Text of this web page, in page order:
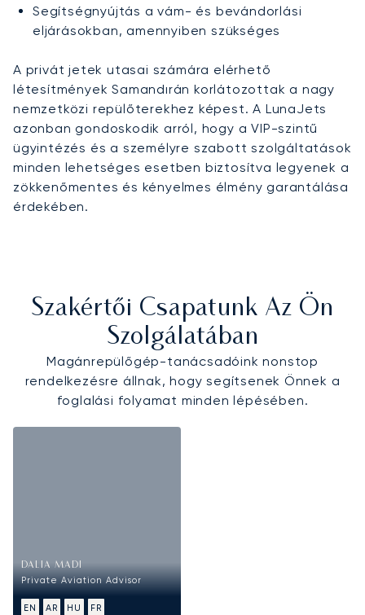
Segítségnyújtás a vám- és bevándorlási
eljárásokban, amennyiben szükséges
A privát jetek utasai számára elérhető
létesítmények Samandırán korlátozottak a nagy
nemzetközi repülőterekhez képest. A LunaJets
azonban gondoskodik arról, hogy a VIP-szintű
ügyintézés és a személyre szabott szolgáltatások
minden lehetséges esetben biztosítva legyenek a
zökkenőmentes és kényelmes élmény garantálása
érdekében.
Szakértői Csapatunk Az Ön
Szolgálatában
Magánrepülőgép-tanácsadóink nonstop
rendelkezésre állnak, hogy segítsenek Önnek a
foglalási folyamat minden lépésében.
DALIA MADI
Private Aviation Advisor
EN AR HU FR